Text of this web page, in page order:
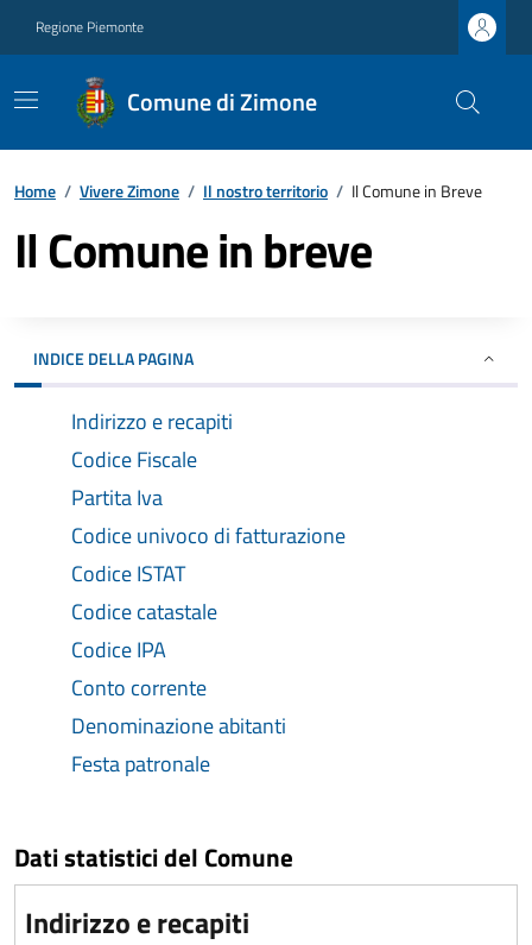
Regione Piemonte
Comune di Zimone
Home / Vivere Zimone / Il nostro territorio / Il Comune in Breve
Il Comune in breve
INDICE DELLA PAGINA
Indirizzo e recapiti
Codice Fiscale
Partita Iva
Codice univoco di fatturazione
Codice ISTAT
Codice catastale
Codice IPA
Conto corrente
Denominazione abitanti
Festa patronale
Dati statistici del Comune
Indirizzo e recapiti